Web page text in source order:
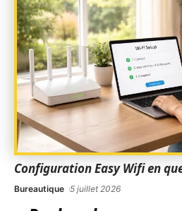
Configuration Easy Wifi en
Bureautique 5 juillet 2026